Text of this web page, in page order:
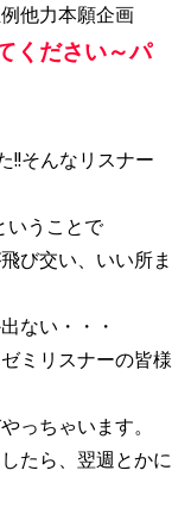
他力本願企画
ください～パ
!!そんなリスナー
いうことで
び交い、いい所ま
ない・・・
ミリスナーの皆様
っちゃいます。
たら、翌週とかに